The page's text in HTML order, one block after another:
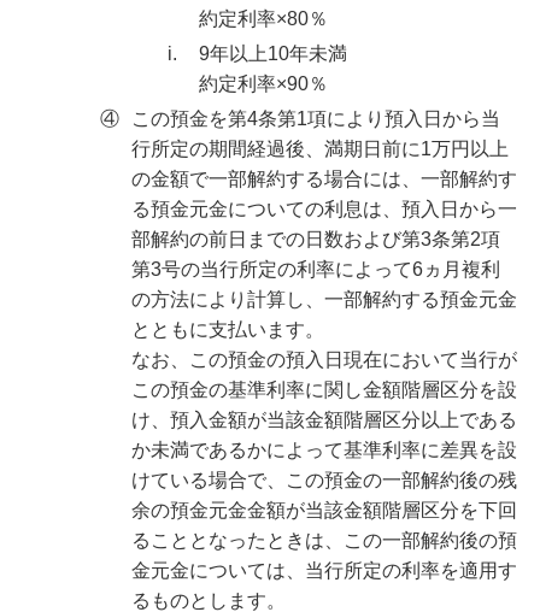
約定利率×80％
i.
9年以上10年未満
約定利率×90％
④
この預金を第4条第1項により預入日から当
行所定の期間経過後、満期日前に1万円以上
の金額で一部解約する場合には、一部解約す
る預金元金についての利息は、預入日から一
部解約の前日までの日数および第3条第2項
第3号の当行所定の利率によって6ヵ月複利
の方法により計算し、一部解約する預金元金
とともに支払います。
なお、この預金の預入日現在において当行が
この預金の基準利率に関し金額階層区分を設
け、預入金額が当該金額階層区分以上である
か未満であるかによって基準利率に差異を設
けている場合で、この預金の一部解約後の残
余の預金元金金額が当該金額階層区分を下回
ることとなったときは、この一部解約後の預
金元金については、当行所定の利率を適用す
るものとします。